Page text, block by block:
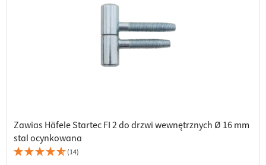
Zawias Häfele Startec FI 2 do drzwi wewnętrznych Ø 16 mm
stal ocynkowana
(14)